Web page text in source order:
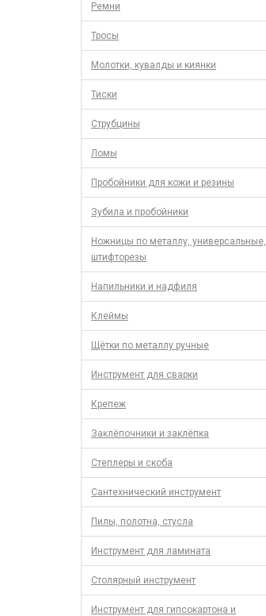
Ремни
Тросы
Молотки, кувалды и киянки
Тиски
Струбцины
Ломы
Пробойники для кожи и резины
Зубила и пробойники
Ножницы по металлу, универсальные,
штифторезы
Напильники и надфиля
Клеймы
Щётки по металлу ручные
Инструмент для сварки
Крепеж
Заклёпочники и заклёпка
Степлеры и скоба
Сантехнический инструмент
Пилы, полотна, стусла
Инструмент для ламината
Столярный инструмент
Инструмент для гипсокартона и